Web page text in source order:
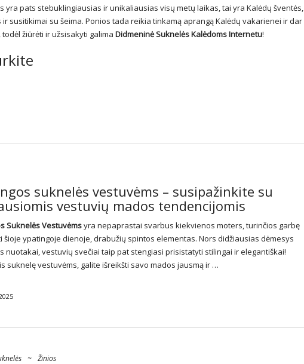
yra pats stebuklingiausias ir unikaliausias visų metų laikas, tai yra Kalėdų šventės,
susitikimai su šeima. Ponios tada reikia tinkamą aprangą Kalėdų vakarienei ir dar
žiūrėti ir užsisakyti galima DidmeninėSuknelėsKalėdoms Internetu!
suknelės vestuvėms – susipažinkite su
vestuvių mados tendencijomis
SuknelėsVestuvėmsyra nepaprastai svarbus kiekvienos moters, turinčios garbę
šioje ypatingoje dienoje, drabužių spintos elementas. Nors didžiausias dėmesys
nuotakai, vestuvių svečiai taip pat stengiasi prisistatyti stilingai ir elegantiškai!
suknelę vestuvėms, galite išreikšti savo mados jausmą ir …
~ Žinios